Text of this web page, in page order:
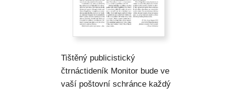
Tištěný publicistický
čtrnáctideník Monitor bude ve
vaší poštovní schránce každý